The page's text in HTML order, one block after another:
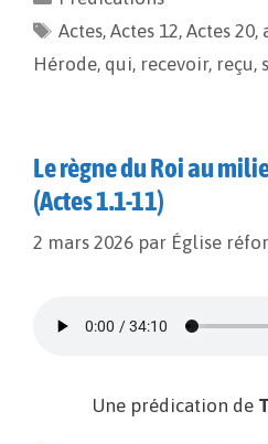
b
o
l
L
i
n
k
a
g
Actes,Actes 12,Actes 20,
Hérode, qui, recevoir, reçu,
Le règne du Roi au
(Actes 1.1-11)
2 mars 2026 par Église
Une prédication de